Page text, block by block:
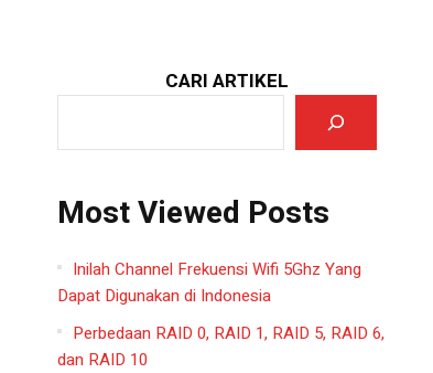
CARI ARTIKEL
Most Viewed Posts
Inilah Channel Frekuensi Wifi 5Ghz Yang
Dapat Digunakan di Indonesia
Perbedaan RAID 0, RAID 1, RAID 5, RAID 6,
dan RAID 10